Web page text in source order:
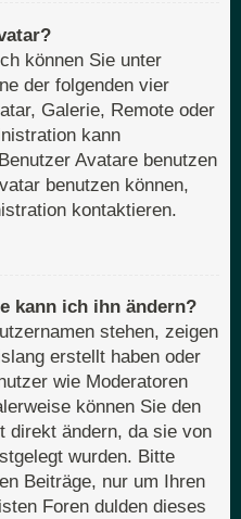
können Sie unter
der folgenden vier
Galerie, Remote oder
kann
Avatare benutzen
benutzen können,
kontaktieren.
kann ich ihn ändern?
stehen, zeigen
erstellt haben oder
wie Moderatoren
können Sie den
direkt ändern, da sie von
wurden. Bitte
Beiträge, nur um Ihren
Foren dulden dieses